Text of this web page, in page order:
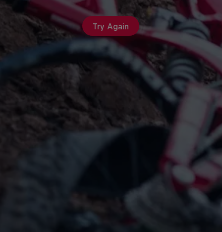
Try Again